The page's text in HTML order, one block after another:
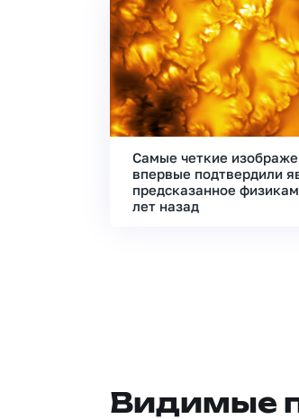
Самые четкие
впервые подтвердили
предсказанное
лет назад
Видимые